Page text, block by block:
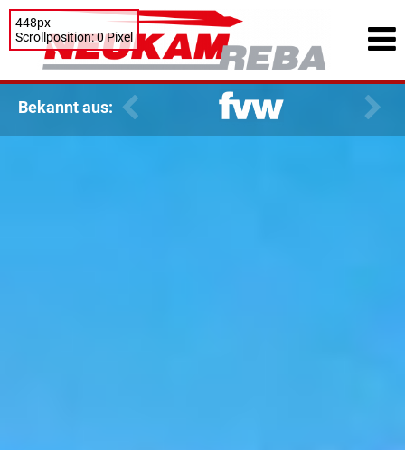
448px
Scrollposition: 0 Pixel
Bekannt aus: